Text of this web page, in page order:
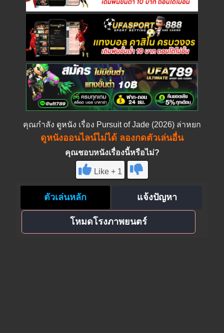
คุณกำลัง ดูหนัง เรื่อง Pursuit of Jade (2026) ล่าหยก
ดูหนังออนไลน์ไม่ได้ ลองกดตัวเล่นอื่น
คุณชอบหนังเรื่องนี้หรือไม่?
Like + 1
ตัวเล่นหลัก แจ้งปัญหา
โหมดโรงภาพยนตร์